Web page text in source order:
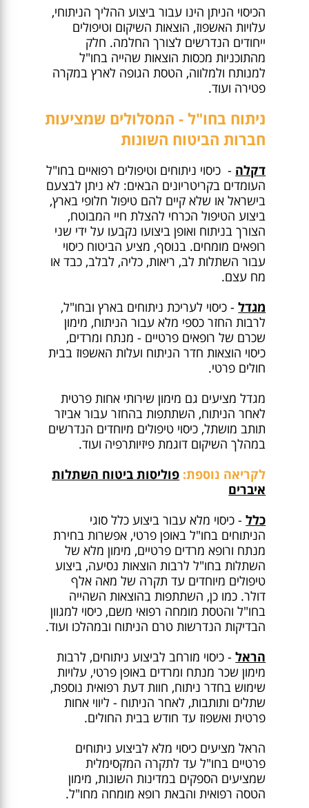
הכיסוי הניתן הינו עבור ביצוע ההליך הניתוחי,
עלויות האשפוז, הוצאות השיקום וטיפולים
ייחודים הנדרשים לצורך החלמה. חלק
מהתוכניות מכסות הוצאות שהייה בחו"ל
למנותח ולמלווה, הטסת הגופה לארץ במקרה
פטירה ועוד.
ניתוח בחו"ל - המסלולים שמציעות
חברות הביטוח השונות
דקלה - כיסוי ניתוחים וטיפולים רפואיים בחו"ל
העומדים בקריטריונים הבאים: לא ניתן לבצעם
בישראל או שלא קיים להם טיפול חלופי בארץ,
ביצוע הטיפול הכרחי להצלת חיי המבוטח,
הצורך בניתוח ואופן ביצועו נקבעו על ידי שני
רופאים מומחים. בנוסף, מציע הביטוח כיסוי
עבור השתלות לב, ריאות, כליה, לבלב, כבד או
מח עצם.
מגדל- כיסוי לעריכת ניתוחים בארץ ובחו"ל,
לרבות החזר כספי מלא עבור הניתוח, מימון
שכרם של רופאים פרטיים - מנתח ומרדים,
כיסוי הוצאות חדר הניתוח ועלות האשפוז בבית
חולים פרטי.
מגדל מציעים גם מימון שירותי אחות פרטית
לאחר הניתוח, השתתפות בהחזר עבור אביזר
תותב מושתל, כיסוי טיפולים מיוחדים הנדרשים
במהלך השיקום דוגמת פיזיותרפיה ועוד.
לקריאה נוספת: פוליסות ביטוח השתלות
איברים
כלל - כיסוי מלא עבור ביצוע כלל סוגי
הניתוחים בחו"ל באופן פרטי, אפשרות בחירת
מנתח ורופא מרדים פרטיים, מימון מלא של
השתלות בחו"ל לרבות הוצאות נסיעה, ביצוע
טיפולים מיוחדים עד תקרה של מאה אלף
דולר. כמו כן, השתתפות בהוצאות השהייה
בחו"ל והטסת מומחה רפואי משם, כיסוי למגוון
הבדיקות הנדרשות טרם הניתוח ובמהלכו ועוד.
הראל- כיסוי מורחב לביצוע ניתוחים, לרבות
מימון שכר מנתח ומרדים באופן פרטי, עלויות
שימוש בחדר ניתוח, חוות דעת רפואית נוספת,
שתלים ותותבות, לאחר הניתוח - ליווי אחות
פרטית ואשפוז עד חודש בבית החולים.
הראל מציעים כיסוי מלא לביצוע ניתוחים
פרטיים בחו"ל עד לתקרה המקסימלית
שמציעים הספקים במדינות השונות, מימון
הטסה רפואית והבאת רופא מומחה מחו"ל.